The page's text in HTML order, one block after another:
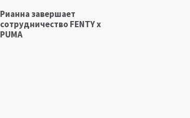
Рианна завершает
сотрудничество FENTY х
PUMA